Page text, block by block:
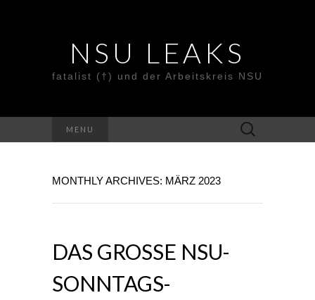
NSU LEAKS
fatalist (†) und der Arbeitskreis NSU
MENU
Suche
nach:
MONTHLY ARCHIVES: MÄRZ 2023
DAS GROSSE NSU-S
ONNTAGS-P